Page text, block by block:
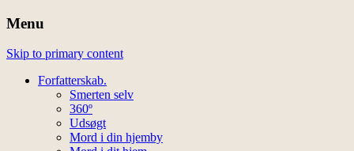
Menu
Skip to primary content
Forfatterskab.
Smerten selv
360º
Udsøgt
Mord i din hjemby